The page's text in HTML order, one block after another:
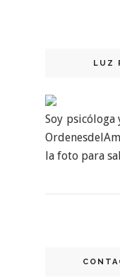
LUZ
Soy
la foto para